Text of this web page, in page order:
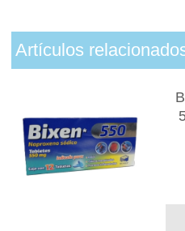
Artículos